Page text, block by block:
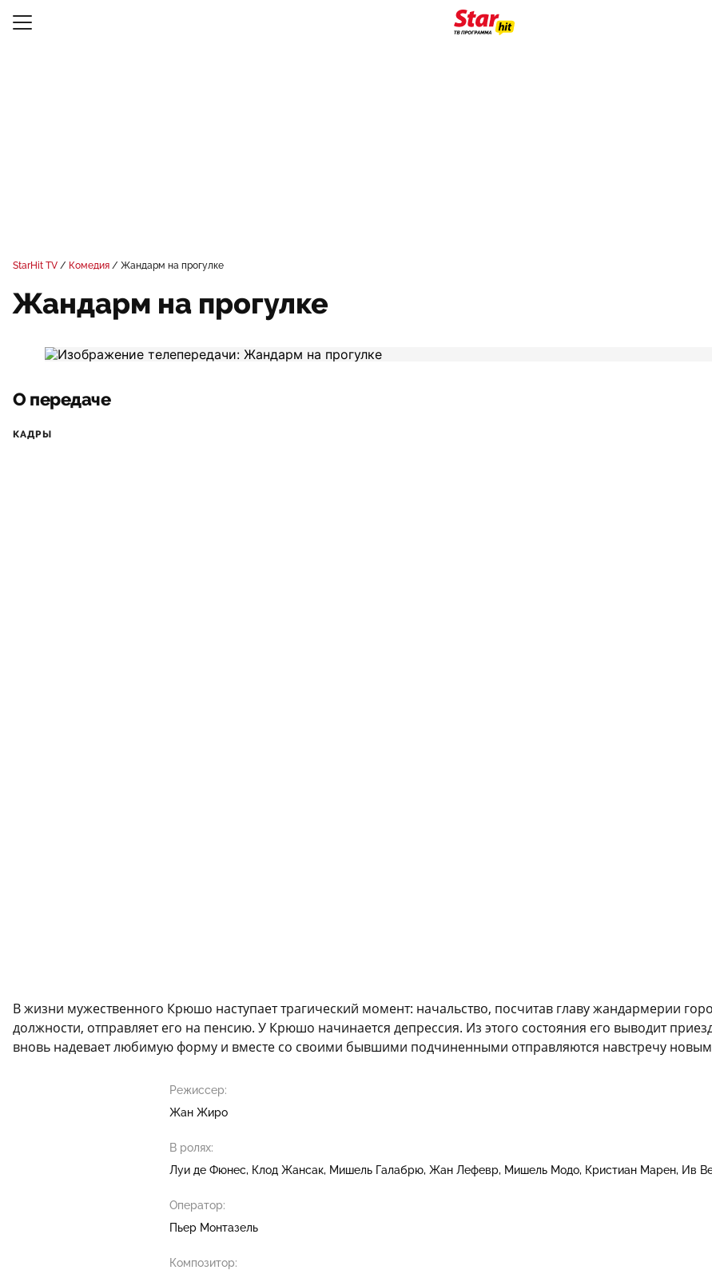
StarHit TV Комедия Жандарм на прогулке
Жандарм на прогулке
О передаче
КАДРЫ
В жизни мужественного Крюшо наступает трагический момент: начальство, посчитав главу жандармерии
должности, отправляет его на пенсию. У Крюшо начинается депрессия. Из этого состояния его выводит
вновь надевает любимую форму и вместе со своими бывшими подчиненными отправляются навстречу
Режиссер:
Жан Жиро
В ролях:
Луи де Фюнес Клод Жансак Мишель Галабрю Жан Лефевр Мишель Модо Кристиан Марен Ив
Оператор:
Пьер Монтазель
Композитор: